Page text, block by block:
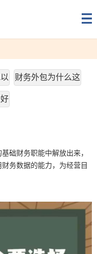
财务外包为什么这
础财务职能中解放出来，
务数据的能力，为经营目